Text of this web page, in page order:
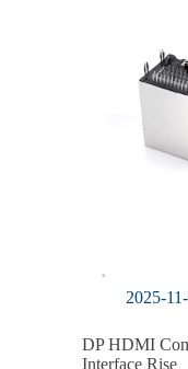
2025-
DP HDMI
Interface Rise